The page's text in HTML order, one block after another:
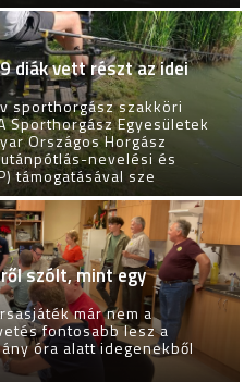
diák vett részt az idei
sporthorgász szakköri
Sporthorgász Egyesületek
Országos Horgász
nevelési és
támogatásával sze
szólt, mint egy
már nem a
fontosabb lesz a
óra alatt idegenekből